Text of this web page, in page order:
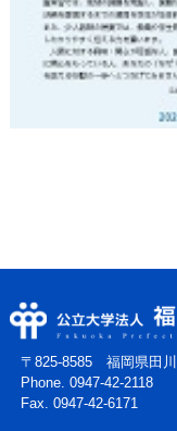
〒825-8585 福岡県田
Phone. 0947-42-2118
Fax. 0947-42-6171